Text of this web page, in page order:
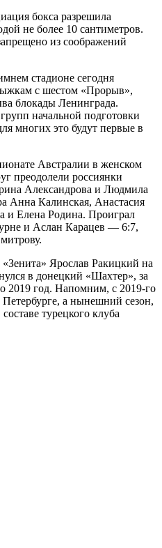
бокса разрешила
не более 10 сантиметров.
из соображений
стадионе cегодня
с шестом «Прорыв»,
блокады Ленинграда.
начальной подготовки
многих это будут первые в
Австралии в женском
преодолели россиянки
Александрова и Людмила
Анна Калинская, Анастасия
и Елена Родина. Проиграл
и Аслан Карацев — 6:7,
Ярослав Ракицкий на
в донецкий «Шахтер», за
2019 год. Напомним, с 2019-го
а нынешний сезон,
турецкого клуба